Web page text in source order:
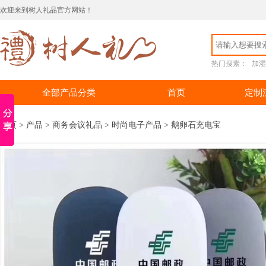
欢迎来到树人礼品官方网站！
热门搜素： 加
全部产品分类 首页 定制
首页 > 产品 > 商务会议礼品 > 时尚电子产品 > 鹅卵石充电宝